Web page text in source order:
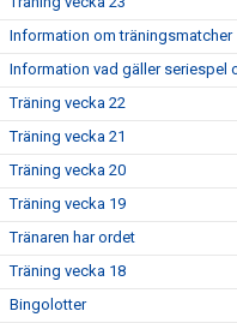
Information om träningsmatcher
Information vad gäller seriespel
Träning vecka 22
Träning vecka 21
Träning vecka 20
Träning vecka 19
Tränaren har ordet
Träning vecka 18
Bingolotter